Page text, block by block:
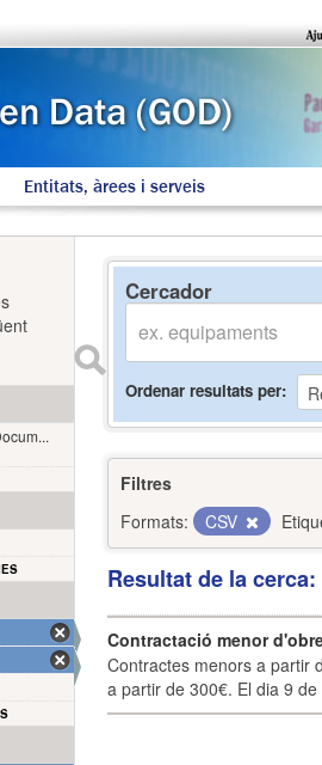
Entitats, àrees i serveis
Cercador
Ordenar resultats per
Filtres
Formats:
CSV
Resultat de la
Contractació menor
Contractes menors a partir
a partir de 300€. El dia 9